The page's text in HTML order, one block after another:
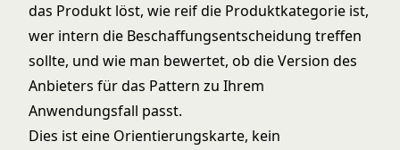
das Produkt löst, wie reif die Produktkategorie ist,
wer intern die Beschaffungsentscheidung treffen
sollte, und wie man bewertet, ob die Version des
Anbieters für das Pattern zu Ihrem
Anwendungsfall passt.
Dies ist eine Orientierungskarte, kein